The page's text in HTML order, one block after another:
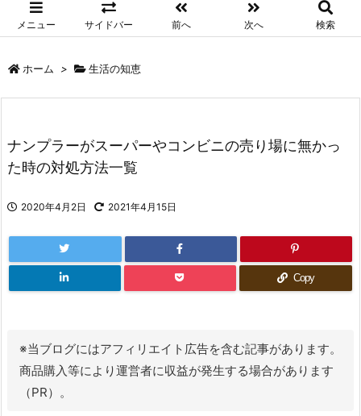
メニュー サイドバー 前へ 次へ 検索
ホーム > 生活の知恵
ナンプラーがスーパーやコンビニの売り場に無かっ
た時の対処方法一覧
2020年4月2日 2021年4月15日
Copy
※当ブログにはアフィリエイト広告を含む記事があります。
商品購入等により運営者に収益が発生する場合があります
（PR）。